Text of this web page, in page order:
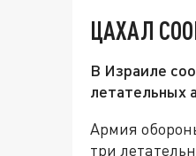
ЦАХАЛ
В Израиле
летательных
Армия
три